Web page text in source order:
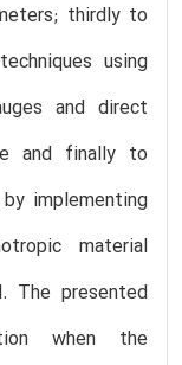
thirdly to
using
and direct
and finally to
implementing
material
The presented
when the